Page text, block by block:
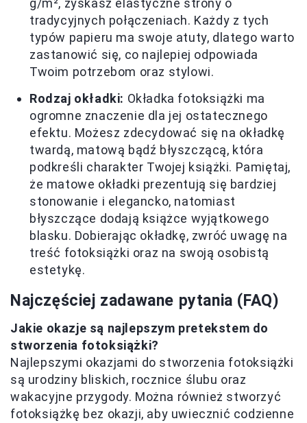
g/m², zyskasz elastyczne strony o
tradycyjnych połączeniach. Każdy z tych
typów papieru ma swoje atuty, dlatego warto
zastanowić się, co najlepiej odpowiada
Twoim potrzebom oraz stylowi.
Rodzaj okładki: Okładka fotoksiążki ma
ogromne znaczenie dla jej ostatecznego
efektu. Możesz zdecydować się na okładkę
twardą, matową bądź błyszczącą, która
podkreśli charakter Twojej książki. Pamiętaj,
że matowe okładki prezentują się bardziej
stonowanie i elegancko, natomiast
błyszczące dodają książce wyjątkowego
blasku. Dobierając okładkę, zwróć uwagę na
treść fotoksiążki oraz na swoją osobistą
estetykę.
Najczęściej zadawane pytania (FAQ)
Jakie okazje są najlepszym pretekstem do
stworzenia fotoksiążki?
Najlepszymi okazjami do stworzenia fotoksiążki
są urodziny bliskich, rocznice ślubu oraz
wakacyjne przygody. Można również stworzyć
fotoksiążkę bez okazji, aby uwiecznić codzienne